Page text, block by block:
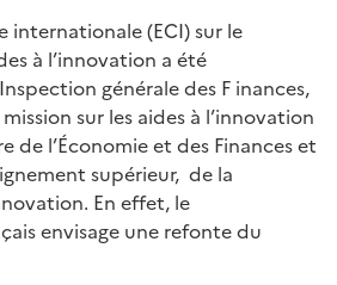
internationale (ECI) sur le
à l’innovation a été
générale des F inances,
sur les aides à l’innovation
de l’Économie et des Finances et
supérieur, de la
En effet, le
envisage une refonte du